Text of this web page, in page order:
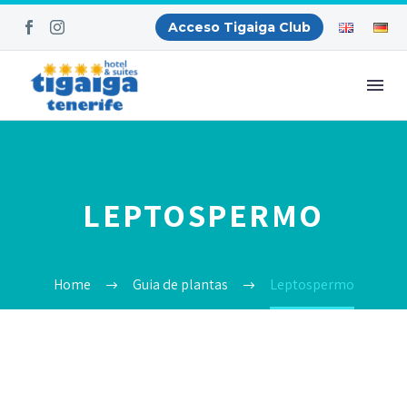
Acceso Tigaiga Club
LEPTOSPERMO
Home Guia de plantas Leptospermo